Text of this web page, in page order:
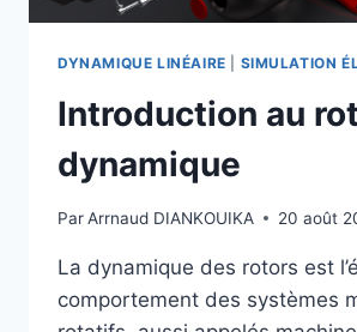
DYNAMIQUE LINÉAIRE SIMULATION
Introduction au
dynamique
ParArrnaud DIANKOUIKA 20 août
La dynamique des rotors est
comportement des systèmes